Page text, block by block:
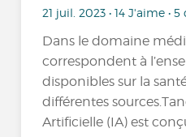
21 juil. 2023 • 14 J'aime •
Dans le domaine
correspondent à
disponibles sur la
différentes
Artificielle (IA) est